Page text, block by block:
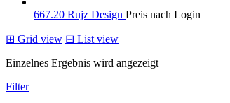
667.20 Rujz Design Preis nach Login
⊞ Grid view ⊟ List view
Einzelnes Ergebnis wird angezeigt
Filter